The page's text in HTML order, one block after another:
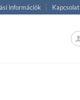
információk Kapcsolat